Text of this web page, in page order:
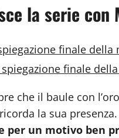
la serie con
finale della
finale
che il baule con
la sua
per un motivo ben